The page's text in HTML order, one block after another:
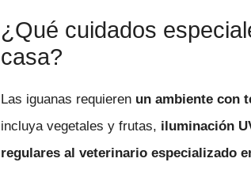
¿Qué cuidados
casa?
Las iguanas requieren un ambiente con
incluya vegetales y frutas, iluminación
regulares al veterinario especializado